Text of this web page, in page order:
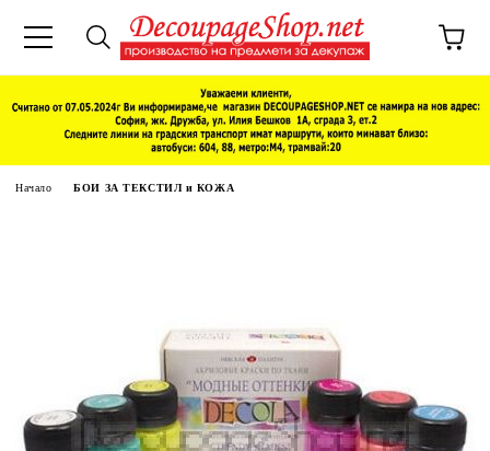
Начало БОИ ЗА ТЕКСТИЛ и КОЖА